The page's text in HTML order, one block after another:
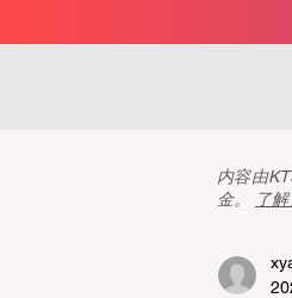
内容由
金。
了